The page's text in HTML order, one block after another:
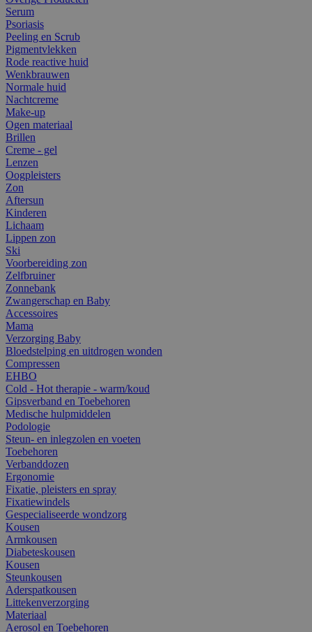
Serum
Psoriasis
Peeling en Scrub
Pigmentvlekken
Rode reactive huid
Wenkbrauwen
Normale huid
Nachtcreme
Make-up
Ogen materiaal
Brillen
Creme - gel
Lenzen
Oogpleisters
Zon
Aftersun
Kinderen
Lichaam
Lippen zon
Ski
Voorbereiding zon
Zelfbruiner
Zonnebank
Zwangerschap en Baby
Accessoires
Mama
Verzorging Baby
Bloedstelping en uitdrogen wonden
Compressen
EHBO
Cold - Hot therapie - warm/koud
Gipsverband en Toebehoren
Medische hulpmiddelen
Podologie
Steun- en inlegzolen en voeten
Toebehoren
Verbanddozen
Ergonomie
Fixatie, pleisters en spray
Fixatiewindels
Gespecialiseerde wondzorg
Kousen
Armkousen
Diabeteskousen
Kousen
Steunkousen
Aderspatkousen
Littekenverzorging
Materiaal
Aerosol en Toebehoren